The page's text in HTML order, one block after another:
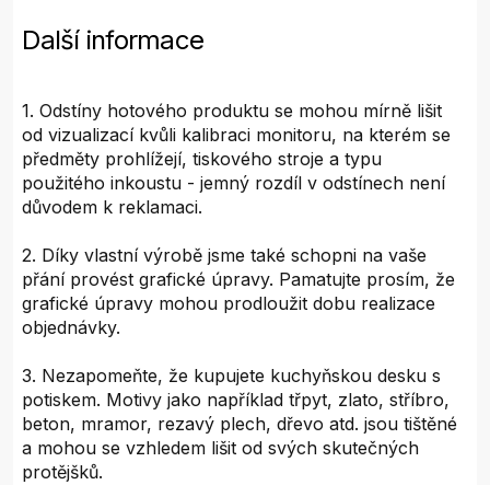
Další informace
1. Odstíny hotového produktu se mohou mírně lišit
od vizualizací kvůli kalibraci monitoru, na kterém se
předměty prohlížejí, tiskového stroje a typu
použitého inkoustu - jemný rozdíl v odstínech není
důvodem k reklamaci.
2. Díky vlastní výrobě jsme také schopni na vaše
přání provést grafické úpravy. Pamatujte prosím, že
grafické úpravy mohou prodloužit dobu realizace
objednávky.
3. Nezapomeňte, že kupujete kuchyňskou desku s
potiskem. Motivy jako například třpyt, zlato, stříbro,
beton, mramor, rezavý plech, dřevo atd. jsou tištěné
a mohou se vzhledem lišit od svých skutečných
protějšků.